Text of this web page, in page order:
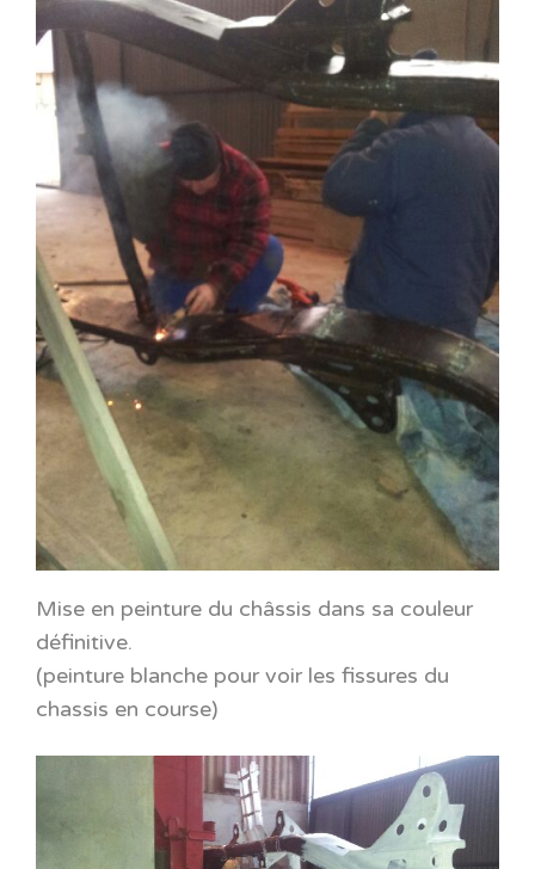
Mise en peinture du châssis dans sa couleur
définitive.
(peinture blanche pour voir les fissures du
chassis en course)